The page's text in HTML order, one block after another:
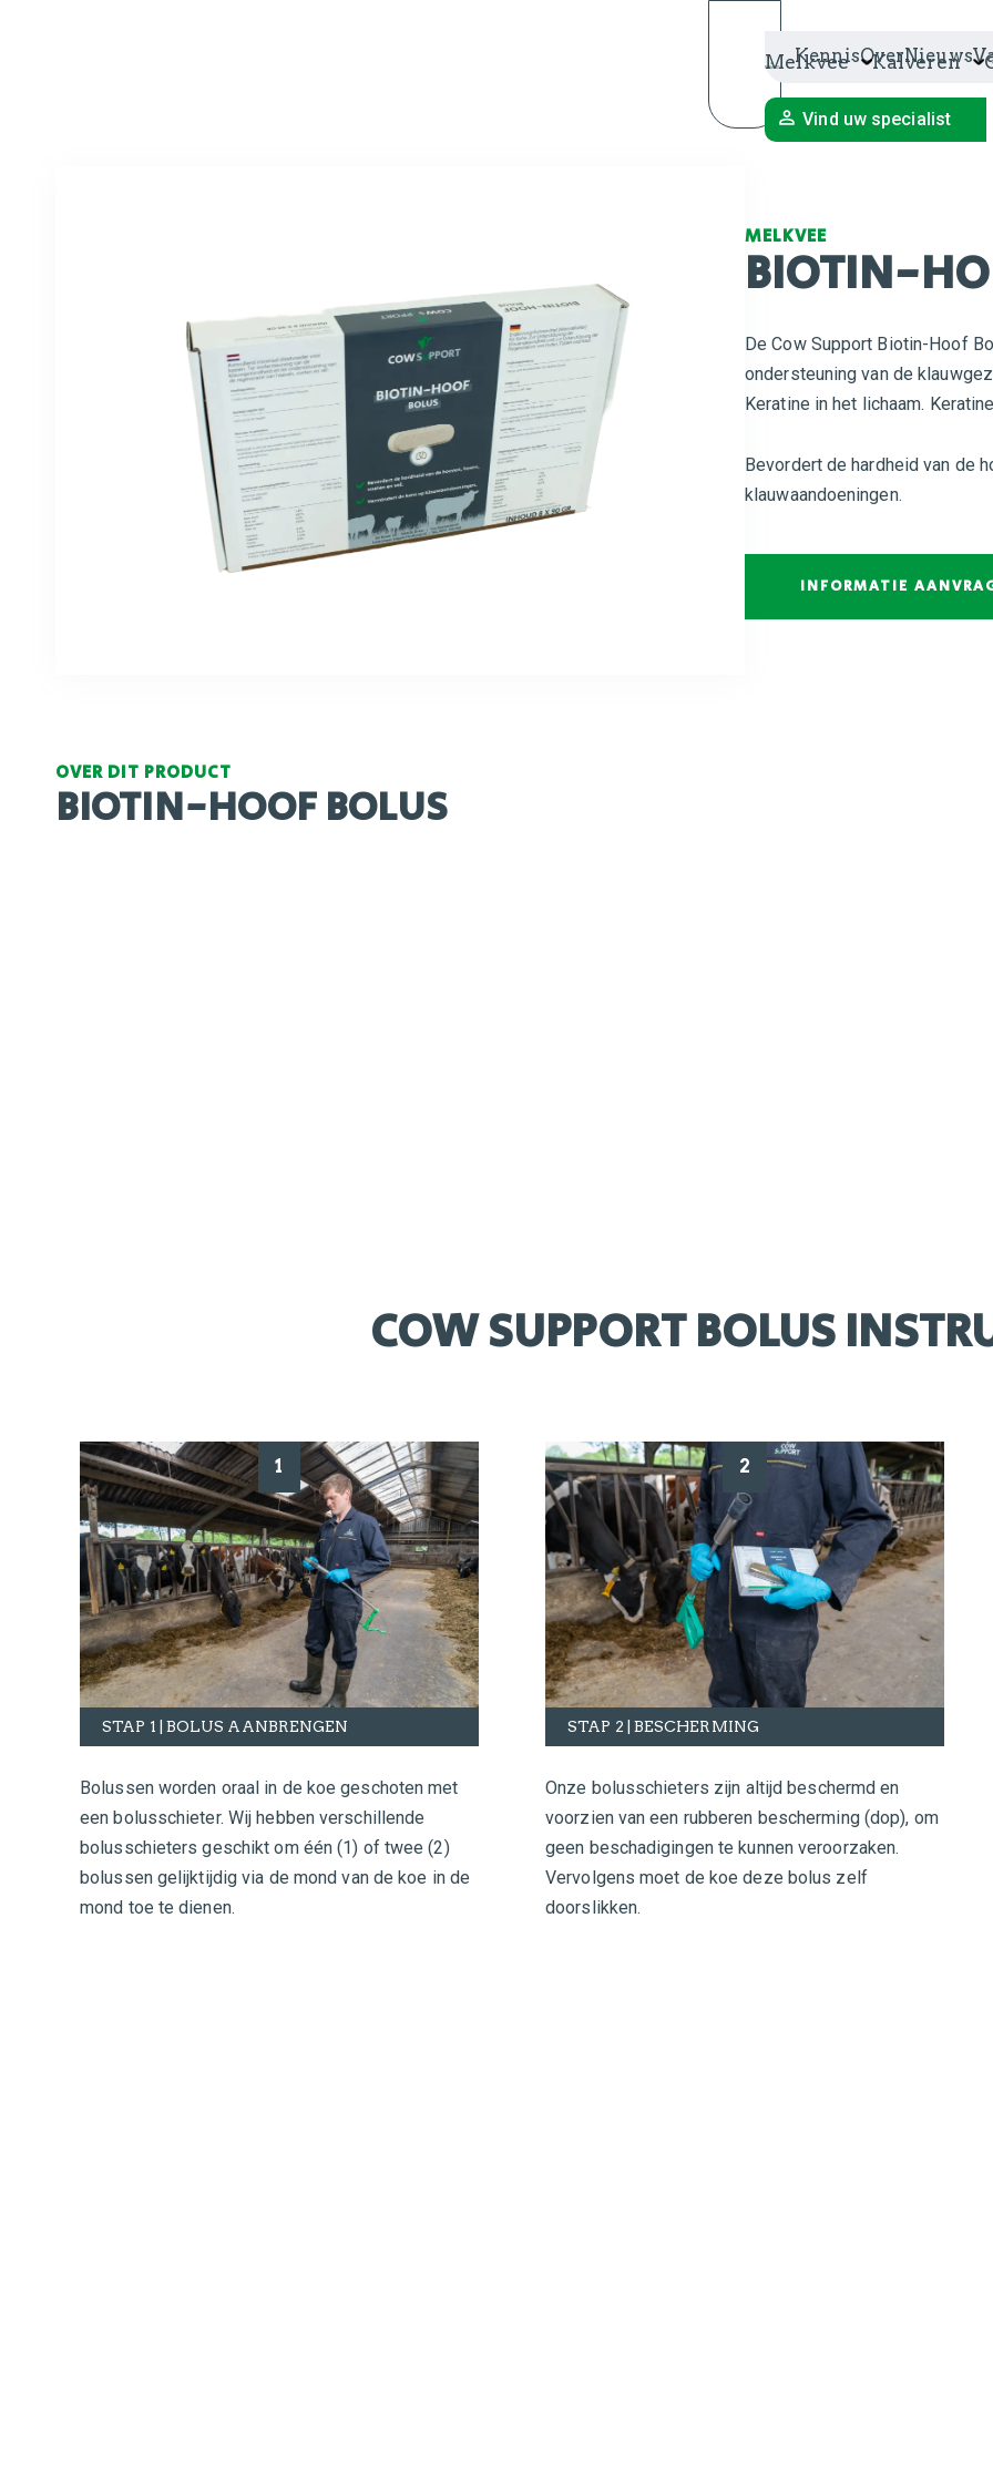
KennisOverNieuws
Melkvee Kalveren
Vind uw specialist
MELKVEE
BIOTIN-
De Cow Support Biotin-Hoof
ondersteuning van de
Keratine in het lichaam.
Bevordert de hardheid van de
klauwaandoeningen.
INFORMATIE
OVER DIT PRODUCT
BIOTIN-HOOF BOLUS
COW SUPPORT BOLUS
1
STAP 1 | BOLUS AANBRENGEN
Bolussen worden oraal in de koe geschoten met
een bolusschieter. Wij hebben verschillende
bolusschieters geschikt om één (1) of twee (2)
bolussen gelijktijdig via de mond van de koe in de
mond toe te dienen.
2
STAP 2 | BESCHERMING
Onze bolusschieters zijn altijd beschermd en
voorzien van een rubberen bescherming (dop), om
geen beschadigingen te kunnen veroorzaken.
Vervolgens moet de koe deze bolus zelf
doorslikken.